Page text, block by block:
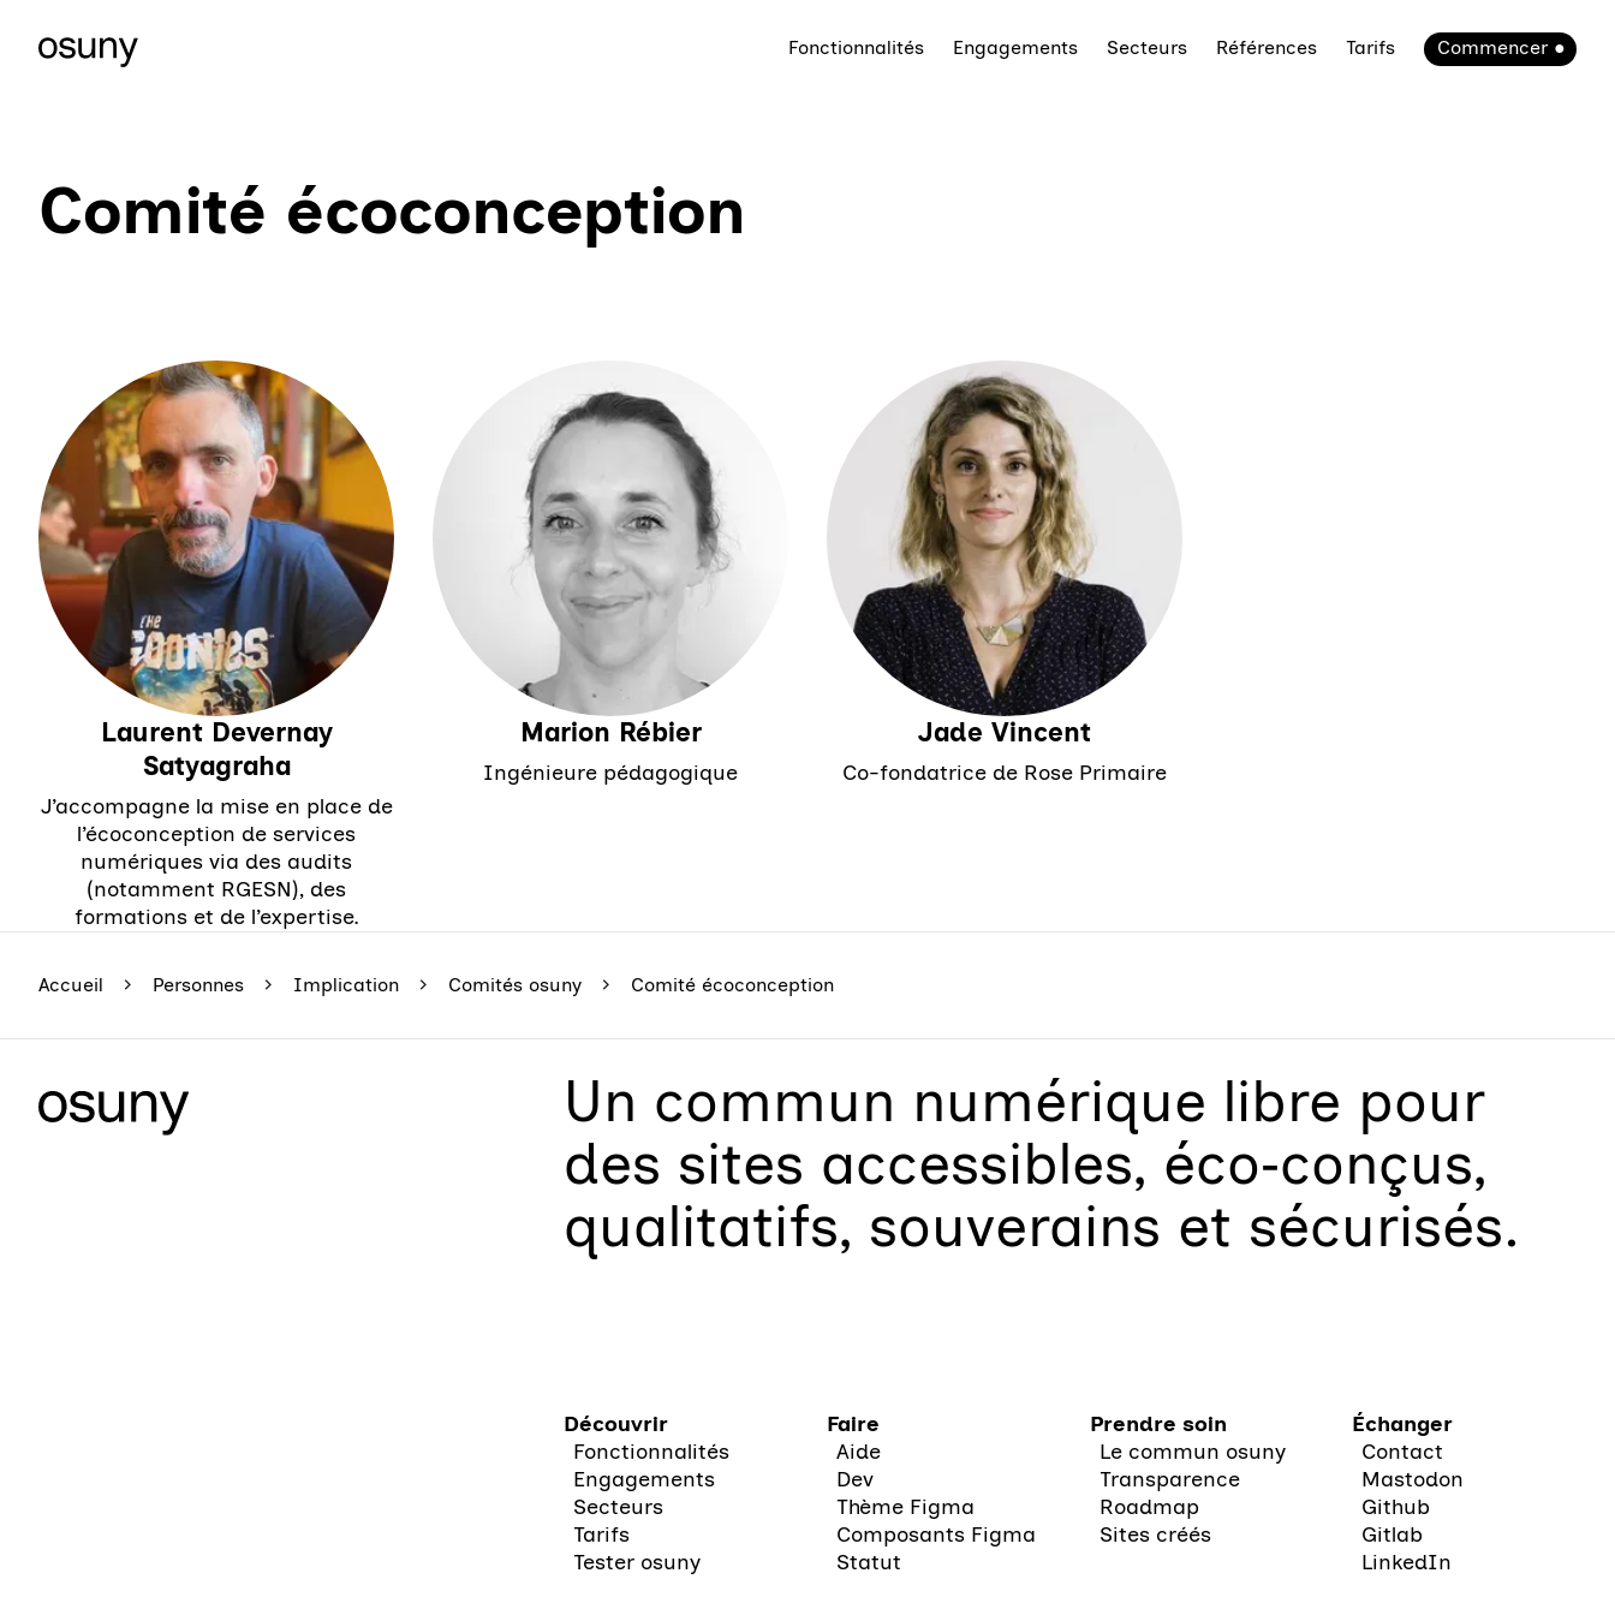
Fonctionnalités Engagements Secteurs Références Tarifs Commencer
Comité écoconception
Laurent Devernay
Satyagraha
J’accompagne la mise en place de
l’écoconception de services
numériques via des audits
(notamment RGESN), des
formations et de l’expertise.
Marion Rébier
Ingénieure pédagogique
Jade Vincent
Co-fondatrice de Rose Primaire
Accueil Personnes Implication Comités osuny Comité écoconception
Un commun numérique libre pour
des sites accessibles, éco‑conçus,
qualitatifs, souverains et sécurisés.
Découvrir
Fonctionnalités
Engagements
Secteurs
Tarifs
Tester osuny
Faire
Aide
Dev
Thème Figma
Composants Figma
Statut
Prendre soin
Le commun osuny
Transparence
Roadmap
Sites créés
Échanger
Contact
Mastodon
Github
Gitlab
LinkedIn